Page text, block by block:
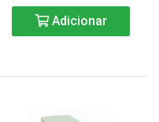
Adicionar